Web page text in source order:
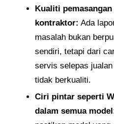
Kualiti
kontraktor: Ada
masalah bukan
sendiri, tetapi dari
servis selepas
tidak berkualiti.
Ciri pintar seperti
dalam semua